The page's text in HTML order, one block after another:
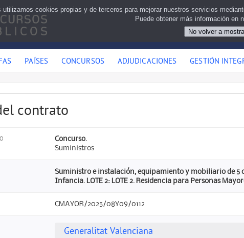
PAÍSES CONCURSOS ADJUDICACIONES GESTIÓN
contrato
Concurso.
Suministros
Suministro e instalación, equipamiento y mobiliario de 5
Infancia. LOTE 2: LOTE 2. Residencia para Personas
CMAYOR/2025/08Y09/0112
Generalitat Valenciana
utilizamos cookies propias y de terceros para mejorar nuestros servicios
Puede obtener más información en